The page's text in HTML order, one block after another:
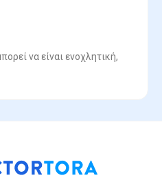
να είναι ενοχλητική,